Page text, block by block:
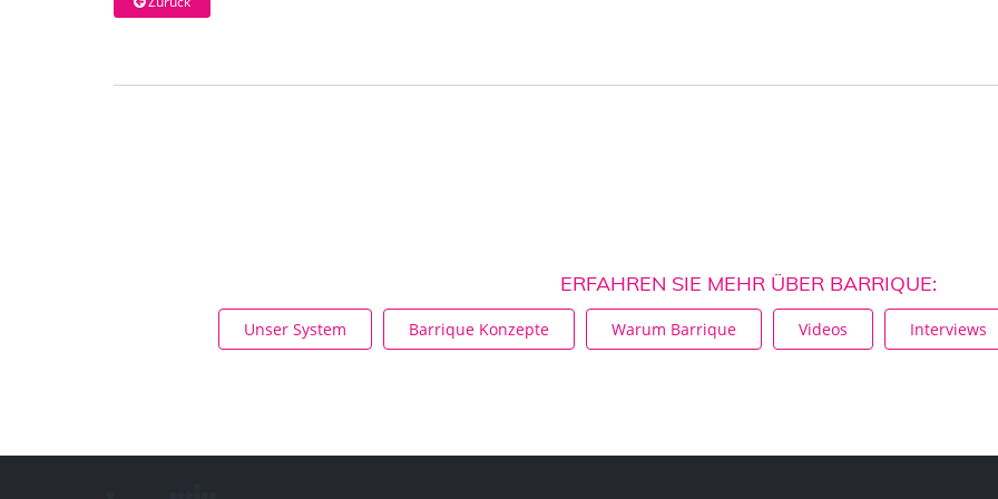
ERFAHREN SIE MEHR ÜBER BARRIQUE:
Unser System Barrique Konzepte Warum Barrique Videos Interviews